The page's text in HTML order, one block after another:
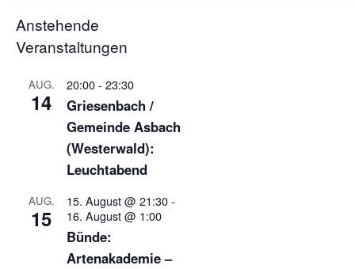
Anstehende
Veranstaltungen
AUG.
14
20:00- 23:30
Griesenbach /
Gemeinde Asbach
(Westerwald):
Leuchtabend
AUG.
15
15. August @ 21:30-
16. August @ 1:00
Bünde:
Artenakademie –